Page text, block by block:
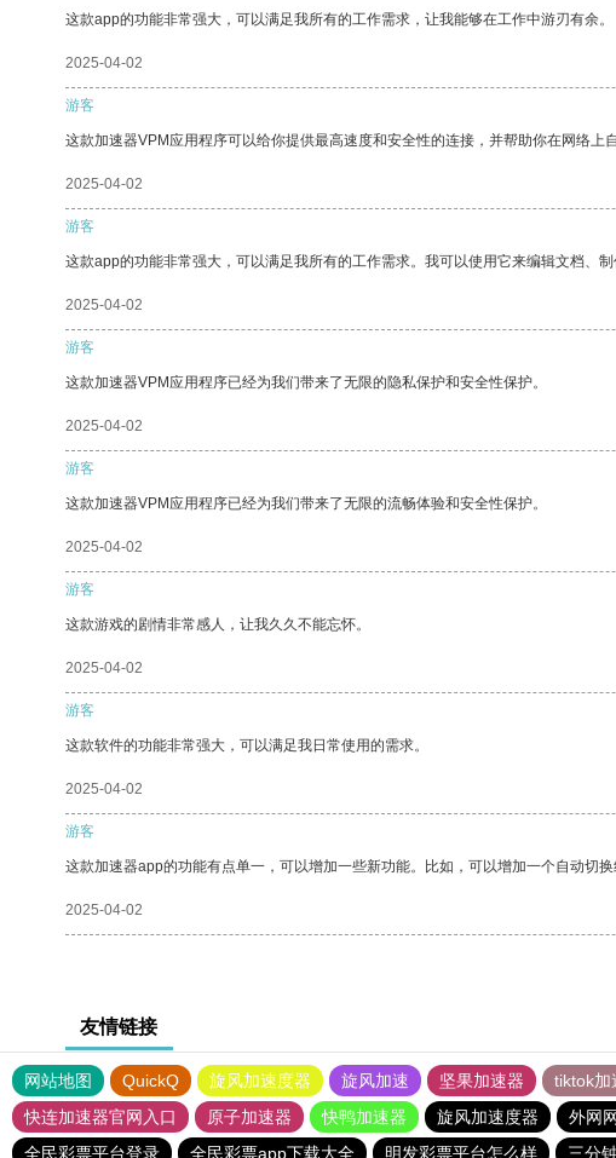
这款app的功能非常强大，可以满足我所有的工作需求，让我能够在工作中游刃有余。
2025-04-02
游客
这款加速器VPM应用程序可以给你提供最高速度和安全性的连接，并帮助你在网络上自
2025-04-02
游客
这款app的功能非常强大，可以满足我所有的工作需求。我可以使用它来编辑文档、制
2025-04-02
游客
这款加速器VPM应用程序已经为我们带来了无限的隐私保护和安全性保护。
2025-04-02
游客
这款加速器VPM应用程序已经为我们带来了无限的流畅体验和安全性保护。
2025-04-02
游客
这款游戏的剧情非常感人，让我久久不能忘怀。
2025-04-02
游客
这款软件的功能非常强大，可以满足我日常使用的需求。
2025-04-02
游客
这款加速器app的功能有点单一，可以增加一些新功能。比如，可以增加一个自动切
2025-04-02
友情链接
网站地图 QuickQ 旋风加速度器 旋风加速 坚果加速器 tiktok加
快连加速器官网入口
原子加速器 快鸭加速器 旋风加速度器 外网
全民彩票平台登录
全民彩票app下载大全 明发彩票平台怎么样 三分